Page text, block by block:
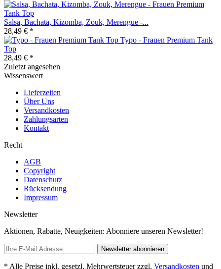
Salsa, Bachata, Kizomba, Zouk, Merengue -...
28,49 € *
Typo - Frauen Premium Tank
Top
28,49 € *
Zuletzt angesehen
Wissenswert
Lieferzeiten
Über Uns
Versandkosten
Zahlungsarten
Kontakt
Recht
AGB
Copyright
Datenschutz
Rücksendung
Impressum
Newsletter
Aktionen, Rabatte, Neuigkeiten: Abonniere unseren Newsletter!
Newsletter abonnieren
* Alle Preise inkl. gesetzl. Mehrwertsteuer zzgl. Versandkosten und